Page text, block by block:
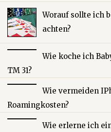
Worauf sollte ich
achten?
Wie koche ich
TM 31?
Wie vermeiden
Roamingkosten?
Wie erlerne ich